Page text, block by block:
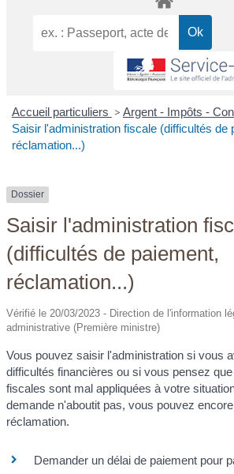
Accueil particuliers > Argent - Impôts -
Saisir l'administration fiscale (difficultés de
réclamation...)
Dossier
Saisir l'administration
(difficultés de paiement,
réclamation...)
Vérifié le 20/03/2023 - Direction de l'information
administrative (Première ministre)
Vous pouvez saisir l'administration si vous
difficultés financières ou si vous pensez
fiscales sont mal appliquées à votre
demande n'aboutit pas, vous pouvez
réclamation.
Demander un délai de paiement pour